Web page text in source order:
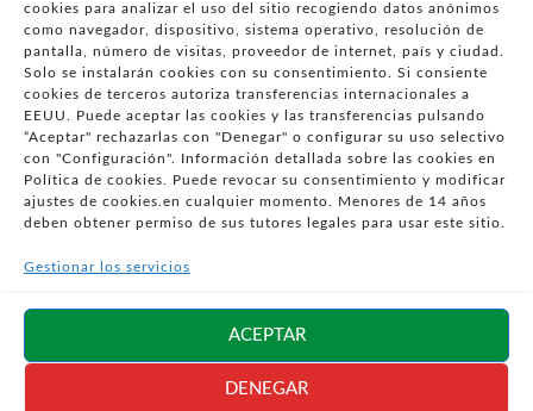
cookies para analizar el uso del sitio recogiendo datos anónimos
como navegador, dispositivo, sistema operativo, resolución de
pantalla, número de visitas, proveedor de internet, país y ciudad.
Solo se instalarán cookies con su consentimiento. Si consiente
cookies de terceros autoriza transferencias internacionales a
EEUU. Puede aceptar las cookies y las transferencias pulsando
“Aceptar" rechazarlas con "Denegar" o configurar su uso selectivo
con "Configuración". Información detallada sobre las cookies en
Política de cookies. Puede revocar su consentimiento y modificar
ajustes de cookies.en cualquier momento. Menores de 14 años
deben obtener permiso de sus tutores legales para usar este sitio.
Gestionar los servicios
ACEPTAR
DENEGAR
- CONDICIONES PARTICULARES DE COMPRA
- GUÍA DE COMPRA
- GUÍA DE PRIVACIDAD
- DESISTIMIENTO
- ATENCIÓN AL CLIENTE
- PRESENCIA EN MEDIOS
Síguenos en
redes sociales